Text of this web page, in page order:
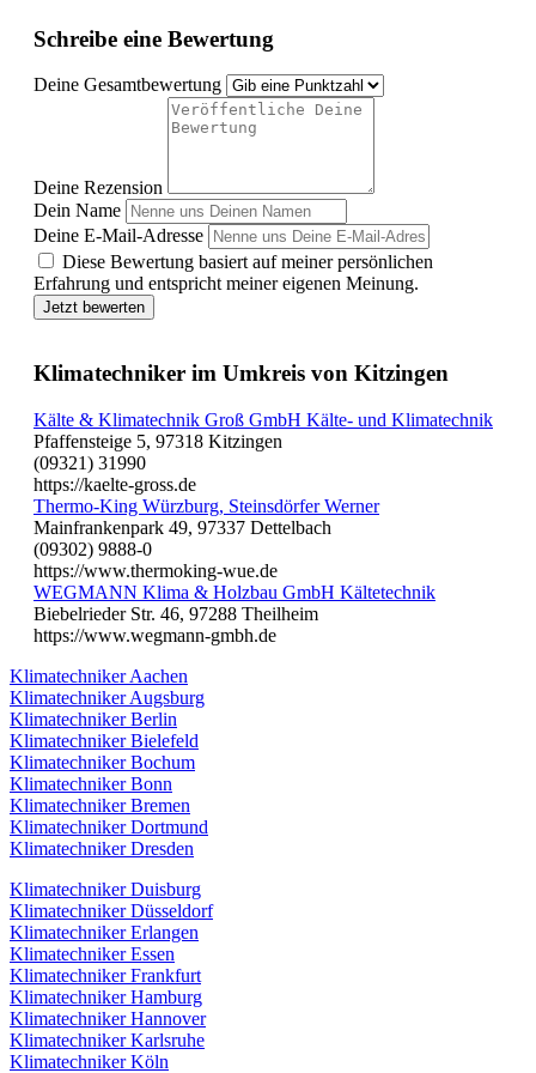
Schreibe eine Bewertung
Deine Gesamtbewertung
Deine Rezension
Dein Name
Deine E-Mail-Adresse
Diese Bewertung basiert auf meiner persönlichen
Erfahrung und entspricht meiner eigenen Meinung.
Jetzt bewerten
Klimatechniker im Umkreis von Kitzingen
Kälte & Klimatechnik Groß GmbH Kälte- und Klimatechnik
Pfaffensteige 5, 97318 Kitzingen
(09321) 31990
https://kaelte-gross.de
Thermo-King Würzburg, Steinsdörfer Werner
Mainfrankenpark 49, 97337 Dettelbach
(09302) 9888-0
https://www.thermoking-wue.de
WEGMANN Klima & Holzbau GmbH Kältetechnik
Biebelrieder Str. 46, 97288 Theilheim
https://www.wegmann-gmbh.de
Klimatechniker Aachen
Klimatechniker Augsburg
Klimatechniker Berlin
Klimatechniker Bielefeld
Klimatechniker Bochum
Klimatechniker Bonn
Klimatechniker Bremen
Klimatechniker Dortmund
Klimatechniker Dresden
Klimatechniker Duisburg
Klimatechniker Düsseldorf
Klimatechniker Erlangen
Klimatechniker Essen
Klimatechniker Frankfurt
Klimatechniker Hamburg
Klimatechniker Hannover
Klimatechniker Karlsruhe
Klimatechniker Köln